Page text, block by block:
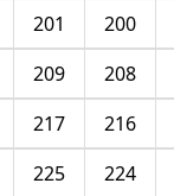
200
201
208
209
216
217
224
225